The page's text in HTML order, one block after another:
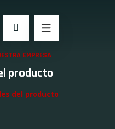
EMPRESA
producto
del producto